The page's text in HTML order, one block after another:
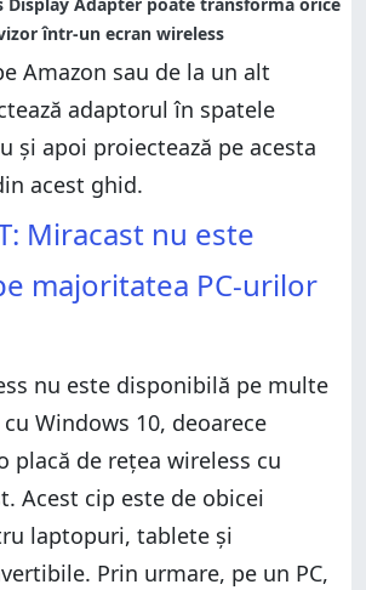
Amazon sau de la un alt
adaptorul în spatele
și apoi proiectează pe acesta
acest ghid.
Miracast nu este
majoritatea PC-urilor
nu este disponibilă pe multe
Windows 10, deoarece
placă de rețea wireless cu
Acest cip este de obicei
laptopuri, tablete și
Prin urmare, pe un PC,